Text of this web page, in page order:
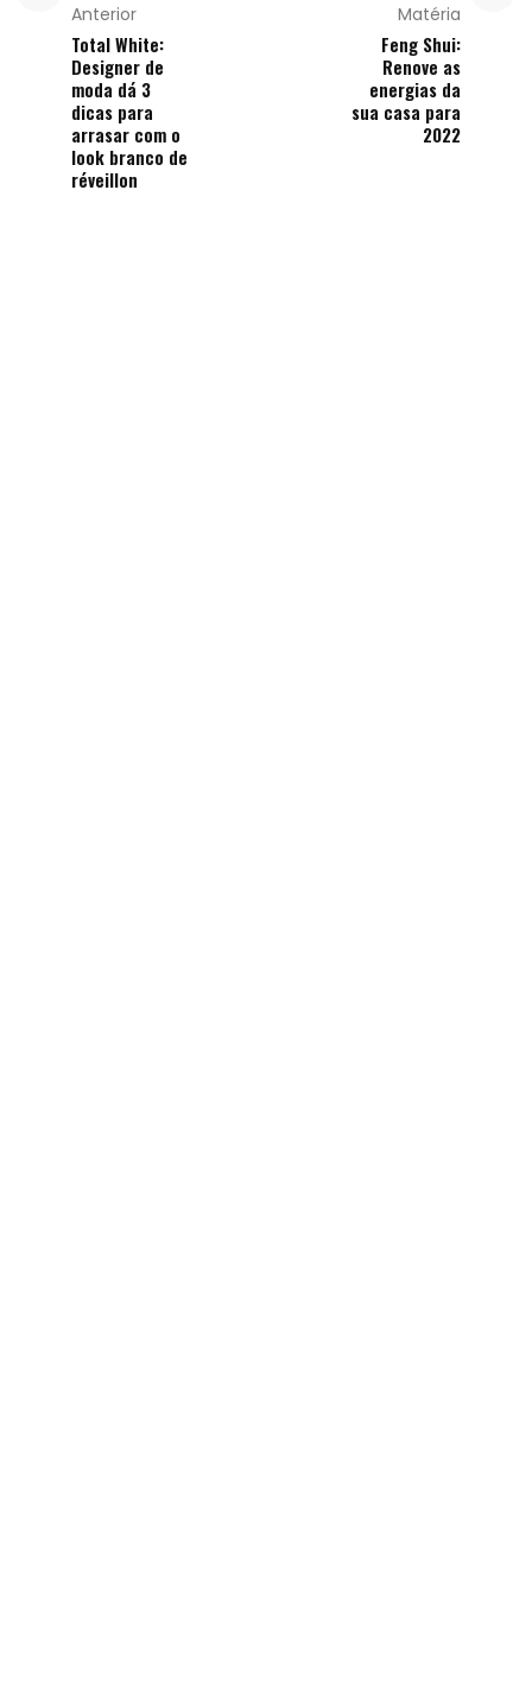
Anterior
Total White:
Designer de
moda dá 3
dicas para
arrasar com o
look branco de
réveillon
Matéria
Feng Shui:
Renove as
energias da
sua casa para
2022